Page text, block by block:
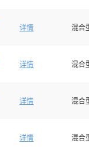
详情 混合
详情 混合
详情 混合
详情 混合